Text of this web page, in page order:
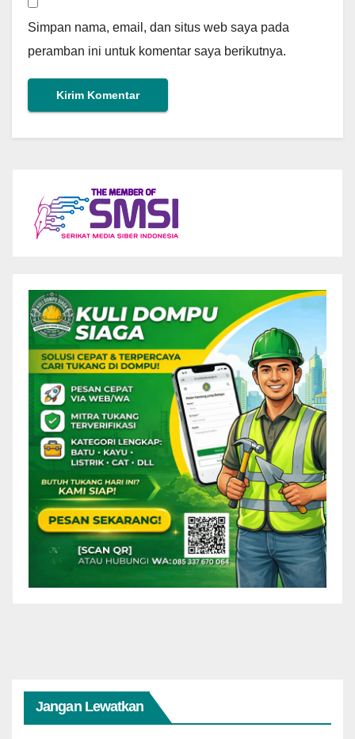
Simpan nama, email, dan situs web saya pada
peramban ini untuk komentar saya berikutnya.
Jangan Lewatkan